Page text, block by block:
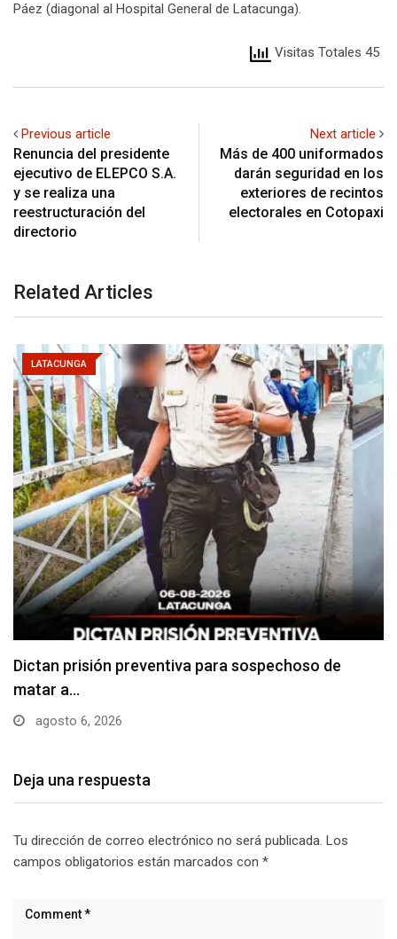
Páez (diagonal al Hospital General de Latacunga).
Visitas Totales 45
Previous article
Renuncia del presidente
ejecutivo de ELEPCO S.A.
y se realiza una
reestructuración del
directorio
Next article
Más de 400 uniformados
darán seguridad en los
exteriores de recintos
electorales en Cotopaxi
Related Articles
LATACUNGA
Usuarios madrugan y hacen largas filas para
obtener…
agosto 6, 2026
Deja una respuesta
Tu dirección de correo electrónico no será publicada. Los
campos obligatorios están marcados con *